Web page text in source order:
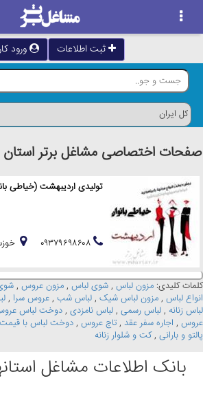
ثبت اطلاعات ورود
صفحات اختصاصی مشاغل برتر استان
تولیدی اردیبهشت (خیاطی
کلمات کلیدی: مزون لباس , شوی لباس , مزون عروس ,
انواع لباس , مزون لباس شیک , لباس شب , عروس سرا ,
لباس زنانه , لباس رسمی , لباس نامزدی , دوخت لباس
عروس , اجاره سفر عقد , تاج عروس , دوخت لباس با
پالتو و بارانی ,کت و شلوار زنانه
بانک اطلاعات مشاغل